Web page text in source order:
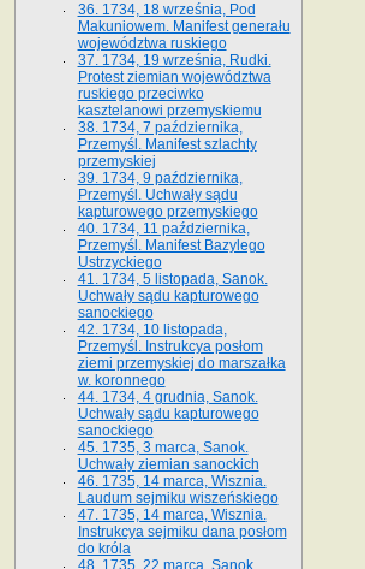
36. 1734, 18 września, Pod
Makuniowem. Manifest generału
województwa ruskiego
37. 1734, 19 września, Rudki.
Protest ziemian województwa
ruskiego przeciwko
kasztelanowi przemyskiemu
38. 1734, 7 października,
Przemyśl. Manifest szlachty
przemyskiej
39. 1734, 9 października,
Przemyśl. Uchwały sądu
kapturowego przemyskiego
40. 1734, 11 października,
Przemyśl. Manifest Bazylego
Ustrzyckiego
41. 1734, 5 listopada, Sanok.
Uchwały sądu kapturowego
sanockiego
42. 1734, 10 listopada,
Przemyśl. Instrukcya posłom
ziemi przemyskiej do marszałka
w. koronnego
44. 1734, 4 grudnia, Sanok.
Uchwały sądu kapturowego
sanockiego
45. 1735, 3 marca, Sanok.
Uchwały ziemian sanockich
46. 1735, 14 marca, Wisznia.
Laudum sejmiku wiszeńskiego
47. 1735, 14 marca, Wisznia.
Instrukcya sejmiku dana posłom
do króla
48. 1735, 22 marca, Sanok.